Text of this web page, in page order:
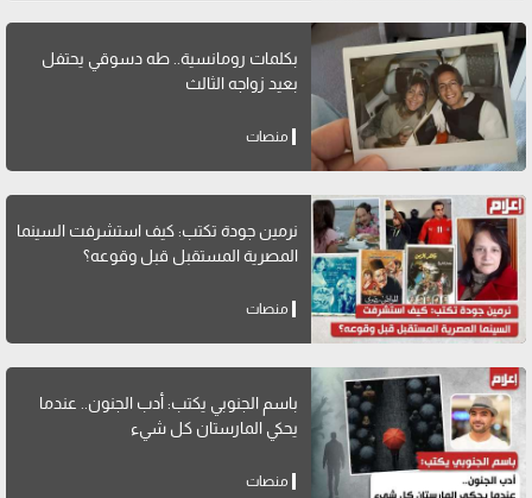
بكلمات رومانسية.. طه دسوقي يحتفل
بعيد زواجه الثالث
منصات
نرمين جودة تكتب: كيف استشرفت السينما
المصرية المستقبل قبل وقوعه؟
منصات
باسم الجنوبي يكتب: أدب الجنون.. عندما
يحكي المارستان كل شيء
منصات